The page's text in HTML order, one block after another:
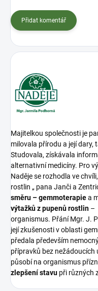
Přidat komentář
Majitelkou společnosti je
milovala přírodu a její dary,
Studovala, získávala
alternativní medicíny. Pro
Naděje se rozhodla ve
rostlin „ pana Janči a
směru – gemmoterapiea
výtažků z pupenů rostlin –
organismus. Přání Mgr. J.
její zkušenosti v oblasti
předala především
přípravků bez nežádoucích
působí na organismus
zlepšení stavu při různých